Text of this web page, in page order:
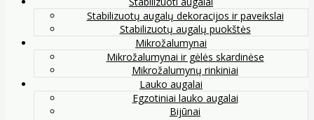
Stabilizuotų augalų dekoracijos ir paveikslai
Stabilizuotų augalų puokštės
Mikrožalumynai
Mikrožalumynai ir gėlės skardinėse
Mikrožalumynų rinkiniai
Lauko augalai
Egzotiniai lauko augalai
Bijūnai